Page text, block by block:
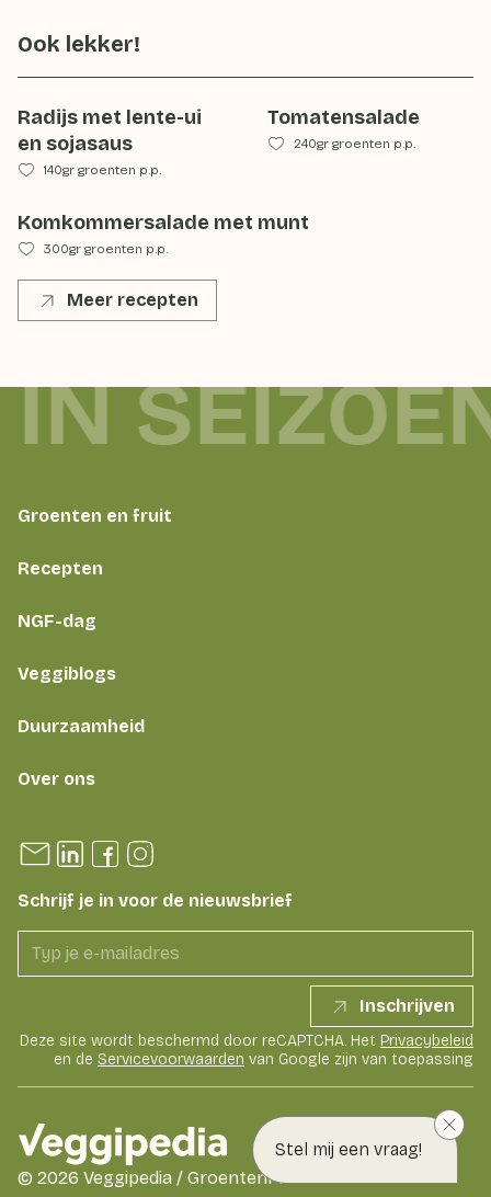
Stel mij een vraag!
Ook lekker!
Radijs met lente-ui
en sojasaus
140gr groenten p.p.
Tomatensalade
240gr groenten p.p.
Komkommersalade met munt
300gr groenten p.p.
Meer recepten
Groenten en fruit
Recepten
NGF-dag
Veggiblogs
Duurzaamheid
Over ons
Schrijf je in voor de nieuwsbrief
Inschrijven
Deze site wordt beschermd door reCAPTCHA. Het Privacybeleid
en de Servicevoorwaarden van Google zijn van toepassing
© 2026 Veggipedia / GroentenFruit Huis